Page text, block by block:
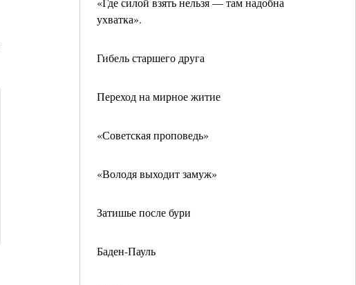
ухватка».
Гибель старшего друга
Переход на мирное житие
«Советская проповедь»
«Володя выходит замуж»
Затишье после бури
Баден-Пауль